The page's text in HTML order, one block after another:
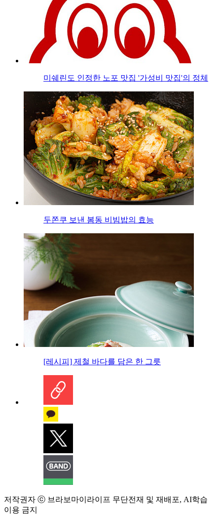
미쉐린도 인정한 노포 맛집 '가성비 맛집'의 정체
두쫀쿠 보낸 봄동 비빔밥의 효능
[레시피] 제철 바다를 담은 한 그릇
저작권자 ⓒ 브라보마이라이프 무단전재 및 재배포, AI학습
이용 금지